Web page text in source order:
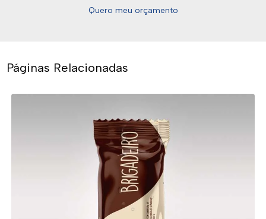
Quero meu orçamento
Páginas Relacionadas